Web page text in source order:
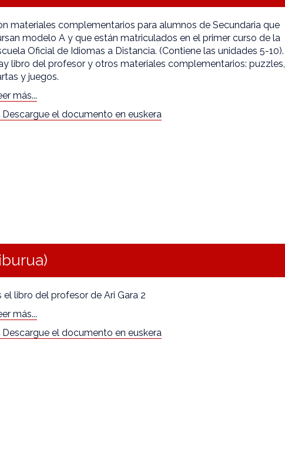
materiales complementarios para alumnos de Secundaria que
modelo A y que están matriculados en el primer curso de la
Oficial de Idiomas a Distancia. (Contiene las unidades 5-10).
libro del profesor y otros materiales complementarios: puzzles,
y juegos.
más...
Descargue el documento en euskera
el libro del profesor de Ari Gara 2
más...
Descargue el documento en euskera